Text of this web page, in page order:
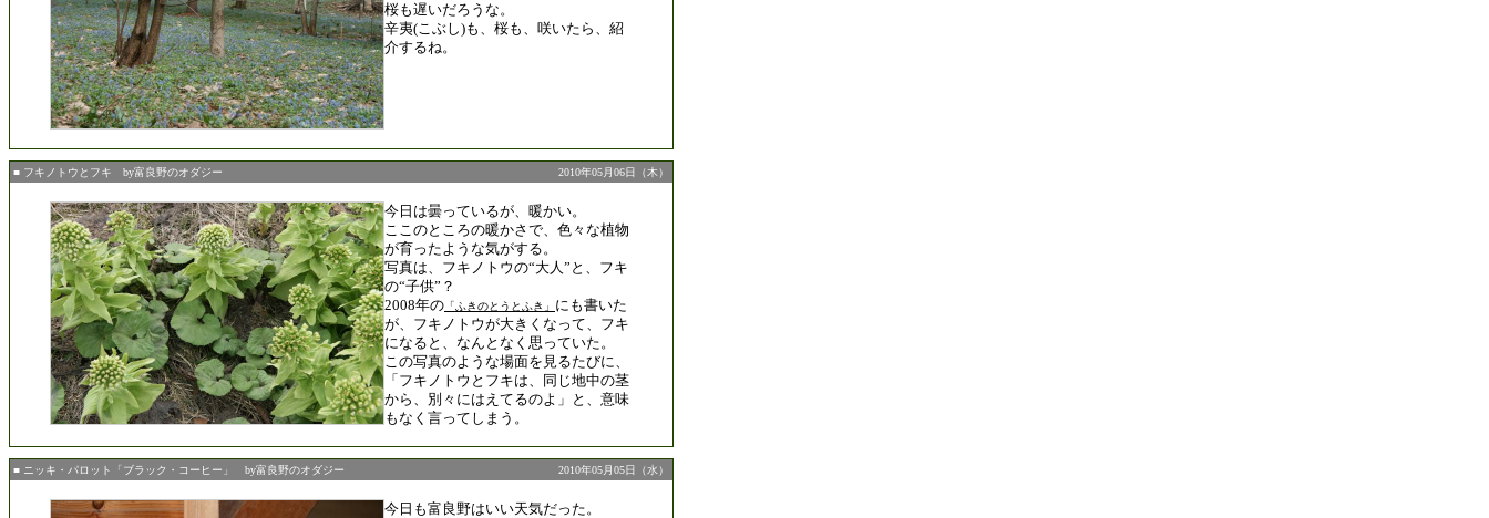
桜も遅いだろうな。
辛夷(こぶし)も、桜も、咲いたら、紹
介するね。
■ フキノトウとフキ by富良野のオダジー 2010年05月06日（木）
今日は曇っているが、暖かい。
ここのところの暖かさで、色々な植物
が育ったような気がする。
写真は、フキノトウの“大人”と、フキ
の“子供”？
2008年の 「ふきのとうとふき」 にも書いた
が、フキノトウが大きくなって、フキ
になると、なんとなく思っていた。
この写真のような場面を見るたびに、
「フキノトウとフキは、同じ地中の茎
から、別々にはえてるのよ」と、意味
もなく言ってしまう。
■ ニッキ・パロット「ブラック・コーヒー」 by富良野のオダジー 2010年05月05日（水）
今日も富良野はいい天気だった。